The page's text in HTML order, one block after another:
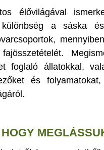
élővilágával
a sáska
foglaló állatokkal,
és